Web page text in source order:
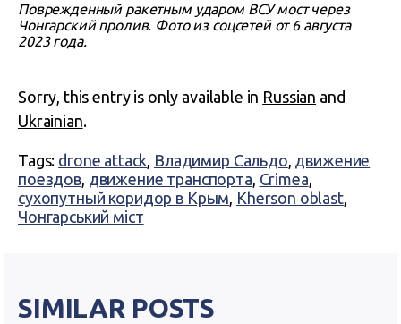
Поврежденный ракетным ударом ВСУ мост через
Чонгарский пролив. Фото из соцсетей от 6 августа
2023 года.
Sorry, this entry is only available in Russian and
Ukrainian.
Tags: drone attack, Владимир Сальдо, движение
поездов, движение транспорта, Crimea,
сухопутный коридор в Крым, Kherson oblast,
Чонгарський міст
SIMILAR POSTS